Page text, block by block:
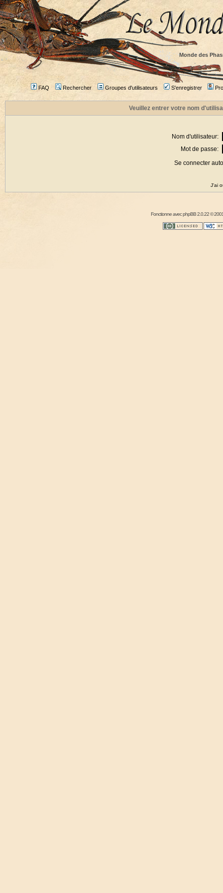
Monde des
FAQ Rechercher Groupes d'utilisateurs S'enregistrer
Veuillez entrer votre nom
Nom d'utilisateur:
Mot de passe:
Se connecter
J'ai
Fonctionne avecphpBB2.0.22 ©